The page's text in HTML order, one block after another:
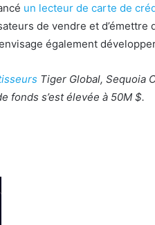
un lecteur de carte de
de vendre et d’émettre
également
Tiger Global, Sequoia
fonds s’est élevée à 50M $.